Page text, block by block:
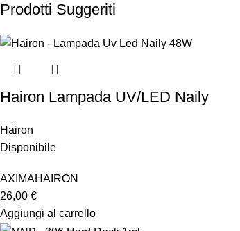
Prodotti Suggeriti
Hairon Lampada UV/LED Naily
Hairon
Disponibile
AXIMAHAIRON
26,00 €
Aggiungi al carrello